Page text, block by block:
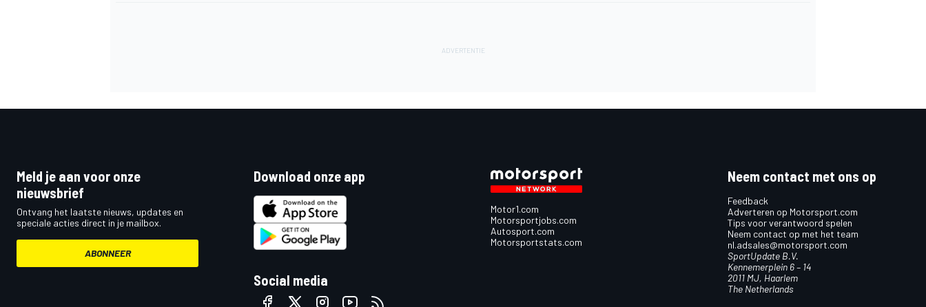
Meld je aan voor onze
nieuwsbrief
Ontvang het laatste nieuws, updates en
speciale acties direct in je mailbox.
ABONNEER
Download onze app
Social media
Motor1.com
Motorsportjobs.com
Autosport.com
Motorsportstats.com
Neem contact met ons op
Feedback
Adverteren op Motorsport.com
Tips voor verantwoord spelen
Neem contact op met het team
nl.adsales@motorsport.com
SportUpdate B.V.
Kennemerplein 6 – 14
2011 MJ, Haarlem
The Netherlands